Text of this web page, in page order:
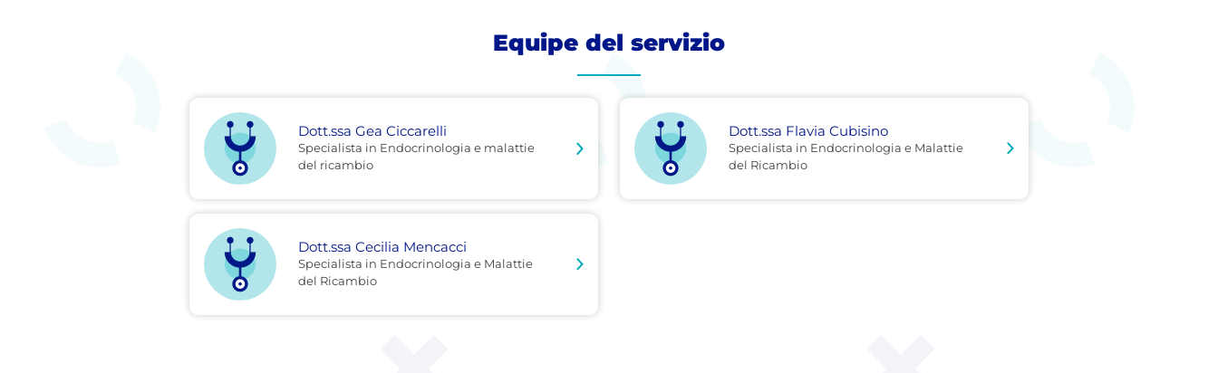
Equipe del servizio
Dott.ssa Gea Ciccarelli
Specialista in Endocrinologia e malattie
del ricambio
Dott.ssa Flavia Cubisino
Specialista in Endocrinologia e Malattie
del Ricambio
Dott.ssa Cecilia Mencacci
Specialista in Endocrinologia e Malattie
del Ricambio